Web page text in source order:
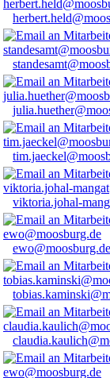
viktoria.johal-
ewo@moosburg.de